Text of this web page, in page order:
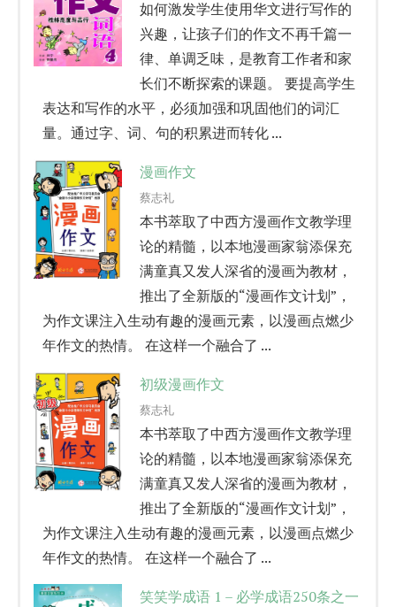
如何激发学生使用华文进行写作的
兴趣，让孩子们的作文不再千篇一
律、单调乏味，是教育工作者和家
长们不断探索的课题。 要提高学生
表达和写作的水平，必须加强和巩固他们的词汇
量。通过字、词、句的积累进而转化 ...
漫画作文
蔡志礼
本书萃取了中西方漫画作文教学理
论的精髓，以本地漫画家翁添保充
满童真又发人深省的漫画为教材，
推出了全新版的“漫画作文计划”，
为作文课注入生动有趣的漫画元素，以漫画点燃少
年作文的热情。 在这样一个融合了 ...
初级漫画作文
蔡志礼
本书萃取了中西方漫画作文教学理
论的精髓，以本地漫画家翁添保充
满童真又发人深省的漫画为教材，
推出了全新版的“漫画作文计划”，
为作文课注入生动有趣的漫画元素，以漫画点燃少
年作文的热情。 在这样一个融合了 ...
笑笑学成语 1 – 必学成语250条之一